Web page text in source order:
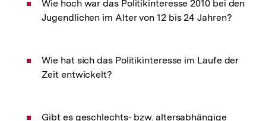
Wie hoch war das Politikinteresse 2010 bei den
Jugendlichen im Alter von 12 bis 24 Jahren?
Wie hat sich das Politikinteresse im Laufe der
Zeit entwickelt?
Gibt es geschlechts- bzw. altersabhängige